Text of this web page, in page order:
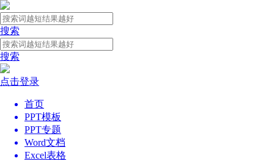
搜索
搜索
点击登录
首页
PPT模板
PPT专题
Word文档
Excel表格